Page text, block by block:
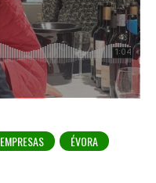
EMPRESAS
ÉVORA